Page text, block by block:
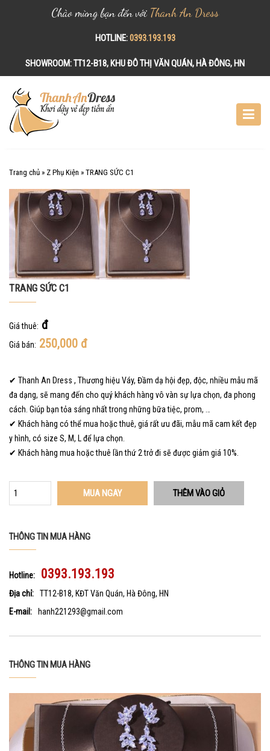
Chào mừng bạn đến với Thanh An Dress
HOTLINE:0393.193.193
SHOWROOM:TT12-B18, KHU ĐÔ THỊ VĂN QUÁN, HÀ ĐÔNG, HN
Trang chủ » Z Phụ Kiện » TRANG SỨC C1
TRANG SỨC C1
Giá thuê: đ
Giá bán: 250,000 đ
✔ Thanh An Dress , Thương hiệu Váy, Đầm dạ hội đẹp, độc, nhiều mẫu mã
đa dạng, sẽ mang đến cho quý khách hàng vô vàn sự lựa chọn, đa phong
cách. Giúp bạn tỏa sáng nhất trong những bữa tiệc, prom, …
✔ Khách hàng có thể mua hoặc thuê, giá rất ưu đãi, mẫu mã cam kết đẹp
y hình, có size S, M, L để lựa chọn.
✔ Khách hàng mua hoặc thuê lần thứ 2 trở đi sẽ được giảm giá 10%.
MUA NGAY
THÔNG TIN MUA HÀNG
Hotline: 0393.193.193
Địa chỉ:
TT12-B18, KĐT Văn Quán, Hà Đông, HN
E-mail:
hanh221293@gmail.com
THÔNG TIN MUA HÀNG